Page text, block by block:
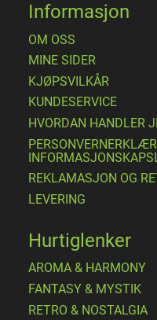
Informasjon
OM OSS
MINE SIDER
​KJØPSVILKÅR
KUNDESERVICE
HVORDAN HANDLER
REKLAMASJON OG
LEVERING
Hurtiglenker
AROMA & HARMONY
FANTASY & MYSTIK
RETRO & NOSTALGIA